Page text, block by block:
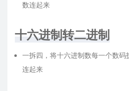
数连起来
十六进制转二进制
一拆四，将十六进制数每一个数
连起来